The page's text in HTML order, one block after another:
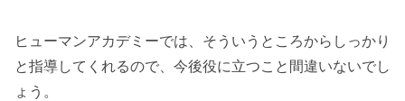
ヒューマンアカデミーでは、そういうところからしっかり
と指導してくれるので、今後役に立つこと間違いないでし
ょう。